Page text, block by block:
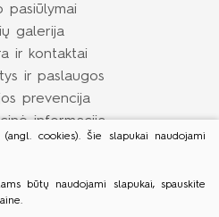
pasiūlymai
galerija
ir kontaktai
ir paslaugos
prevencija
informacija
apsauga
savanoriams
cookies). Šie slapukai naudojami
būtų naudojami slapukai, spauskite